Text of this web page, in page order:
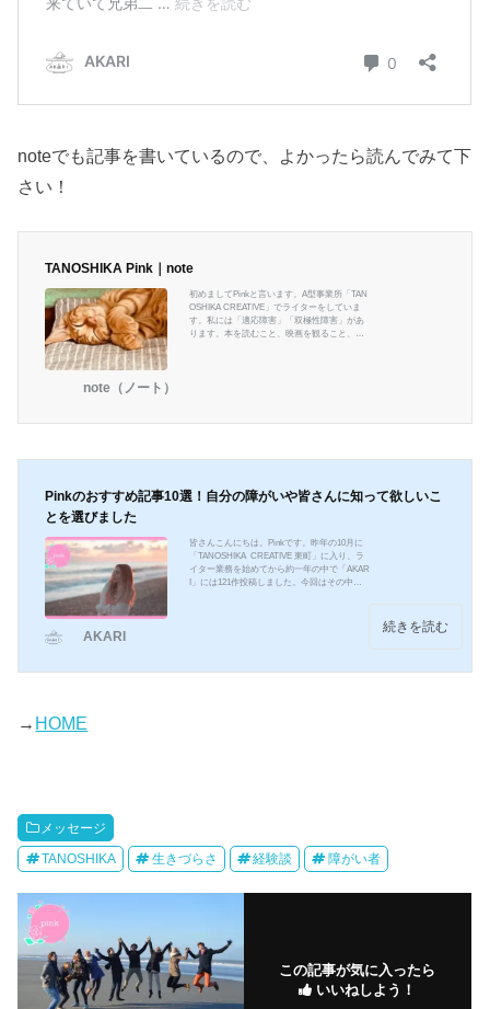
noteでも記事を書いているので、よかったら読んでみて下
さい！
TANOSHIKA Pink｜note
初めましてPinkと言います。A型事業所「TAN
OSHIKA CREATIVE」でライターをしていま
す。私には「適応障害」「双極性障害」があ
ります。本を読むこと、映画を観ること、文
note（ノート）
Pinkのおすすめ記事10選！自分の障がいや皆さんに知って欲しいこ
とを選びました
皆さんこんにちは。Pinkです。昨年の10月に
「TANOSHIKA CREATIVE 東町」に入り、ラ
イター業務を始めてから約一年の中で「AKAR
I」には121作投稿しました。今回はその中か
もう書けない貴重な記事です。⒉適応障害に
続きを読む
AKARI
→ HOME
メッセージ
TANOSHIKA 生きづらさ 経験談 障がい者
この記事が気に入ったら
いいねしよう！